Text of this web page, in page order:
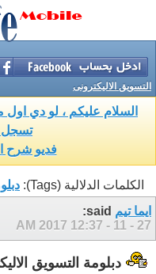
التسويق الاليكترونى
السلام عليكم ، لو دي
تسجل
فديو شرح
الكلمات الدلالية (Tags):
ايما تيم
27 - 11 - 2017
12:37 AM
دبلومة التسويق